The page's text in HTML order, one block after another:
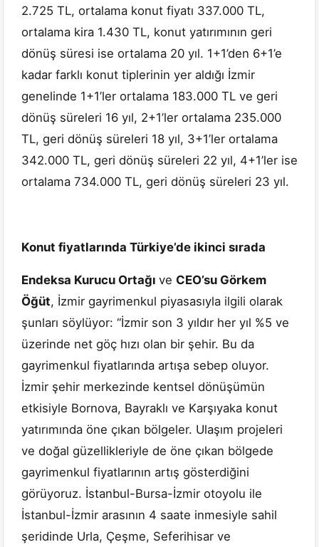
2.725 TL, ortalama konut fiyatı 337.000 TL,
ortalama kira 1.430 TL, konut yatırımının geri
dönüş süresi ise ortalama 20 yıl. 1+1’den 6+1’e
kadar farklı konut tiplerinin yer aldığı İzmir
genelinde 1+1’ler ortalama 183.000 TL ve geri
dönüş süreleri 16 yıl, 2+1’ler ortalama 235.000
TL, geri dönüş süreleri 18 yıl, 3+1’ler ortalama
342.000 TL, geri dönüş süreleri 22 yıl, 4+1’ler ise
ortalama 734.000 TL, geri dönüş süreleri 23 yıl.
Konut fiyatlarında Türkiye’de ikinci sırada
Endeksa Kurucu Ortağı ve CEO’su Görkem
Öğüt, İzmir gayrimenkul piyasasıyla ilgili olarak
şunları söylüyor: “İzmir son 3 yıldır her yıl %5 ve
üzerinde net göç hızı olan bir şehir. Bu da
gayrimenkul fiyatlarında artışa sebep oluyor.
İzmir şehir merkezinde kentsel dönüşümün
etkisiyle Bornova, Bayraklı ve Karşıyaka konut
yatırımında öne çıkan bölgeler. Ulaşım projeleri
ve doğal güzellikleriyle de öne çıkan bölgede
gayrimenkul fiyatlarının artış gösterdiğini
görüyoruz. İstanbul-Bursa-İzmir otoyolu ile
İstanbul-İzmir arasının 4 saate inmesiyle sahil
şeridinde Urla, Çeşme, Seferihisar ve